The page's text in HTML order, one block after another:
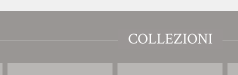
COLLEZIONI